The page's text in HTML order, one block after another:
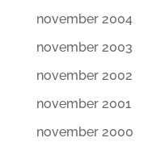
november 2004
november 2003
november 2002
november 2001
november 2000